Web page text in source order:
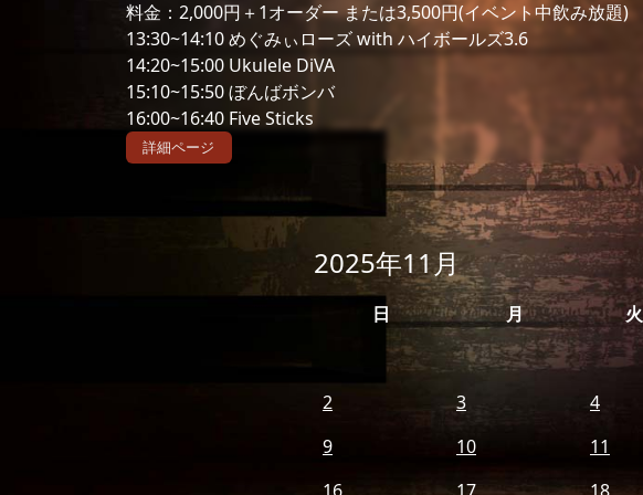
料金：2,000円＋1オーダー または3,500円(イベント中飲み放題)
13:30~14:10 めぐみぃローズ with ハイボールズ3.6
14:20~15:00 Ukulele DiVA
15:10~15:50 ぼんばボンバ
16:00~16:40 Five Sticks
詳細ページ
2025年11月
日 月 火
2 3 4
9
10 11